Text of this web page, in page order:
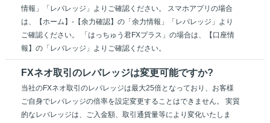
情報」「レバレッジ」よりご確認ください。 スマホアプリの場合
は、【ホーム】-【余力確認】の「余力情報」「レバレッジ」より
ご確認ください。 「はっちゅう君FXプラス」の場合は、【口座情
報】の「レバレッジ」よりご確認ください。
FXネオ取引のレバレッジは変更可能ですか?
当社のFXネオ取引のレバレッジは最大25倍となっており、お客様
ご自身でレバレッジの倍率を設定変更することはできません。 実質
的なレバレッジは、ご入金額、取引通貨量等により変化いたしま